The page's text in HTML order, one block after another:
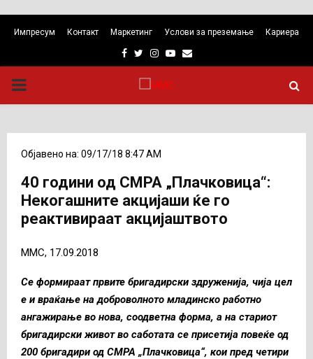
Импресум Контакт Маркетинг Услови за преземање Кариера
Facebook
TwitterInstagram
Youtube
Email
PRIMARY
Објавено на: 09/17/18 8:47 AM
40 години од СМРА „Плачковица“:
Некогашните акцијаши ќе го
реактивираат акцијаштвото
ММС, 17.09.2018
Се формираат првите бригадирски здруженија, чија цел
е и враќање на доброволното младинско работно
ангажирање во нова, соодветна форма, а на стариот
бригадирски живот во саботата се присетија повеќе од
200 бригадири од СМРА „Плачковица“, кои пред четири